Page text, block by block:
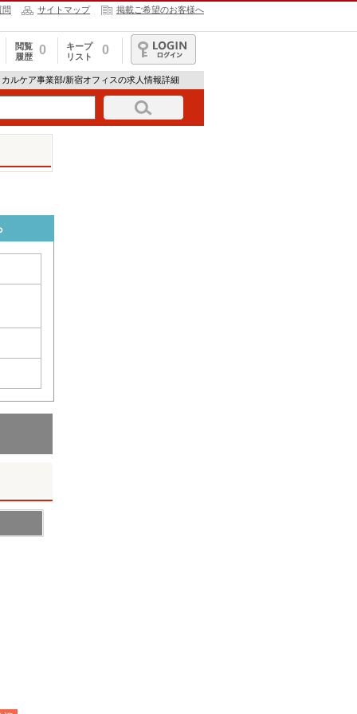
問 サイトマップ 掲載ご希望のお客様へ
閲覧
履歴
0
キープ
リスト
0
ログイン
ルケア事業部/新宿オフィスの求人情報詳細